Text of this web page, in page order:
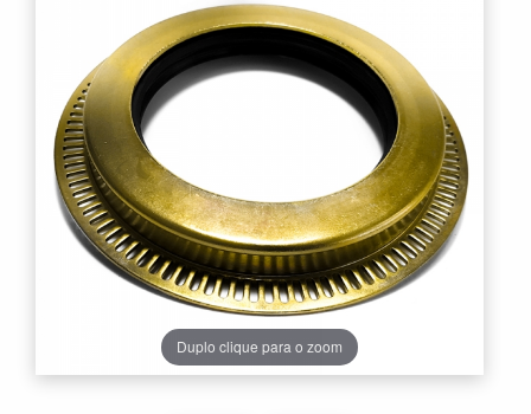
Duplo clique para o zoom